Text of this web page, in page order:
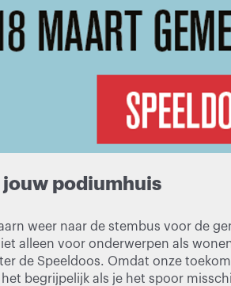
jouw podiumhuis
weer naar de stembus voor de
alleen voor onderwerpen als
de Speeldoos. Omdat onze
begrijpelijk als je het spoor